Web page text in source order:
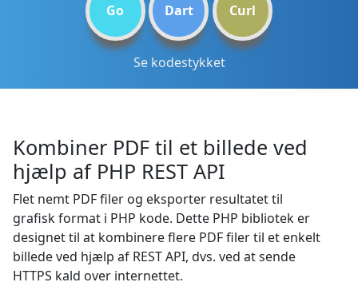
Go Dart Curl
Se kodestykket
Kombiner PDF til et billede ved
hjælp af PHP REST API
Flet nemt PDF filer og eksporter resultatet til
grafisk format i PHP kode. Dette PHP bibliotek er
designet til at kombinere flere PDF filer til et enkelt
billede ved hjælp af REST API, dvs. ved at sende
HTTPS kald over internettet.